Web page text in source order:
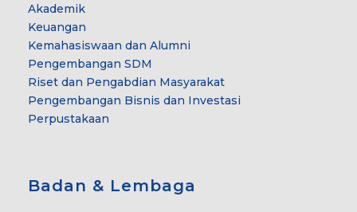
Akademik
Keuangan
Kemahasiswaan dan Alumni
Pengembangan SDM
Riset dan Pengabdian Masyarakat
Pengembangan Bisnis dan Investasi
Perpustakaan
Badan & Lembaga